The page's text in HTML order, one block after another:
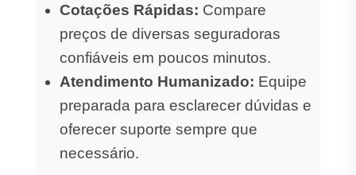
Cotações Rápidas: Compare
preços de diversas seguradoras
confiáveis em poucos minutos.
Atendimento Humanizado: Equipe
preparada para esclarecer dúvidas e
oferecer suporte sempre que
necessário.